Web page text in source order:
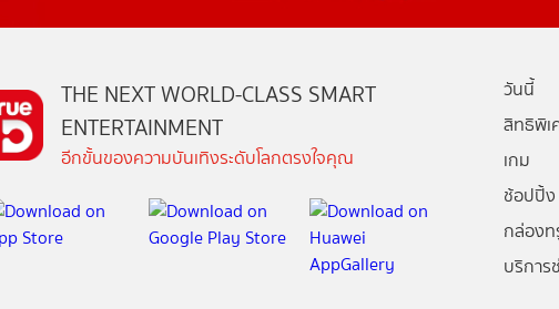
THE NEXT WORLD-CLASS SMART
ENTERTAINMENT
อีกขั้นของความบันเทิงระดับโลกตรงใจคุณ
วันนี้
สิทธิพิเ
เกม
ช้อปปิ้ง
กล่องท
บริการ